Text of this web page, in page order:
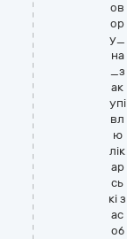
ов
ор
у_
на
_з
ак
упі
вл
ю
лік
ар
сь
кі з
ас
об